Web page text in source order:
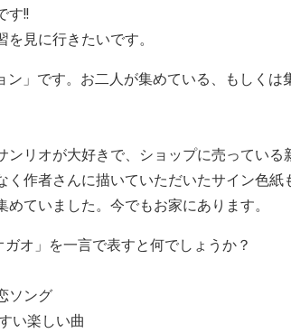
す!!
見に行きたいです。
」です。お二人が集めている、もしくは
リオが大好きで、ショップに売っている
作者さんに描いていただいたサイン色紙
ていました。今でもお家にあります。
オ」を一言で表すと何でしょうか？
ソング
楽しい曲